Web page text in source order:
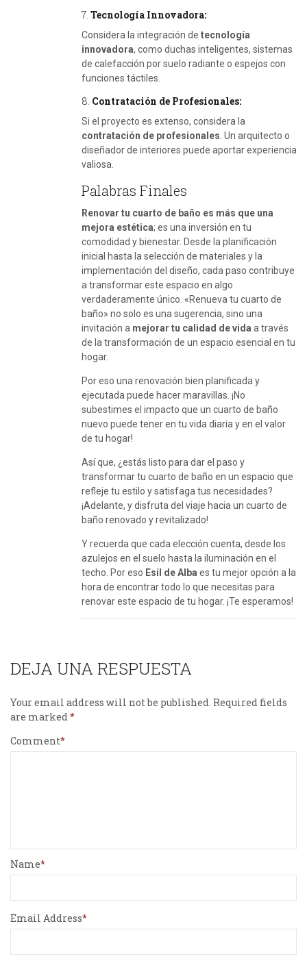
7. Tecnología Innovadora:
Considera la integración de tecnología
innovadora, como duchas inteligentes, sistemas
de calefacción por suelo radiante o espejos con
funciones táctiles.
8. Contratación de Profesionales:
Si el proyecto es extenso, considera la
contratación de profesionales . Un arquitecto o
diseñador de interiores puede aportar experiencia
valiosa.
Palabras Finales
Renovar tu cuarto de baño es más que una
mejora estética; es una inversión en tu
comodidad y bienestar. Desde la planificación
inicial hasta la selección de materiales y la
implementación del diseño, cada paso contribuye
a transformar este espacio en algo
verdaderamente único. «Renueva tu cuarto de
baño» no solo es una sugerencia, sino una
invitación a mejorar tu calidad de vida a través
de la transformación de un espacio esencial en tu
hogar.
Por eso una renovación bien planificada y
ejecutada puede hacer maravillas. ¡No
subestimes el impacto que un cuarto de baño
nuevo puede tener en tu vida diaria y en el valor
de tu hogar!
Así que, ¿estás listo para dar el paso y
transformar tu cuarto de baño en un espacio que
refleje tu estilo y satisfaga tus necesidades?
¡Adelante, y disfruta del viaje hacia un cuarto de
baño renovado y revitalizado!
Y recuerda que cada elección cuenta, desde los
azulejos en el suelo hasta la iluminación en el
techo. Por eso Esil de Alba es tu mejor opción a la
hora de encontrar todo lo que necesitas para
renovar este espacio de tu hogar. ¡Te esperamos!
DEJA UNA RESPUESTA
Your email address will not be published. Required fields
are marked
Comment
Name
Email Address